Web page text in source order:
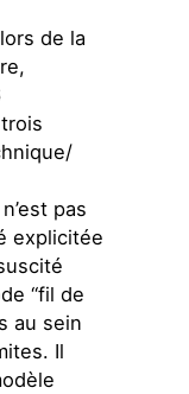
de la
pas
explicitée
“fil de
au sein
Il